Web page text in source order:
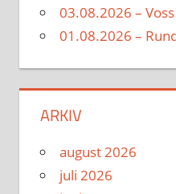
03.08.2026 –
01.08.2026 –
ARKIV
august 2026
juli 2026